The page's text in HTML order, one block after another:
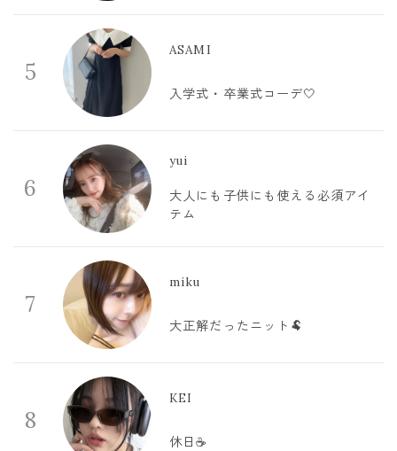
5
ASAMI
入学式・卒業式コーデ🤍
6
yui
大人にも子供にも使える必須アイ
テム
7
miku
大正解だったニット🐏
8
KEI
休日☕️